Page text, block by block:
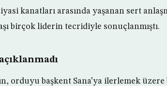
kanatları arasında yaşanan sert
birçok liderin tecridiyle sonuçlanmıştı.
orduyu başkent Sana’ya ilerlemek